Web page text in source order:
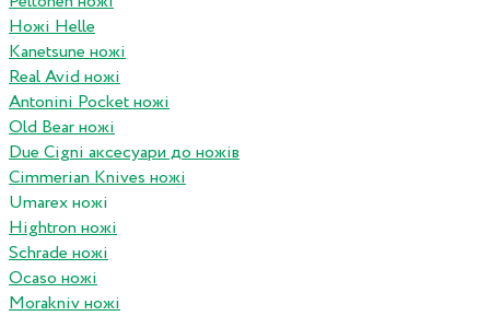
Ножі Helle
Kanetsune ножі
Real Avid ножі
Antonini Pocket ножі
Old Bear ножі
Due Cigni аксесуари до ножів
Cimmerian Knives ножі
Umarex ножі
Hightron ножі
Schrade ножі
Ocaso ножі
Morakniv ножі